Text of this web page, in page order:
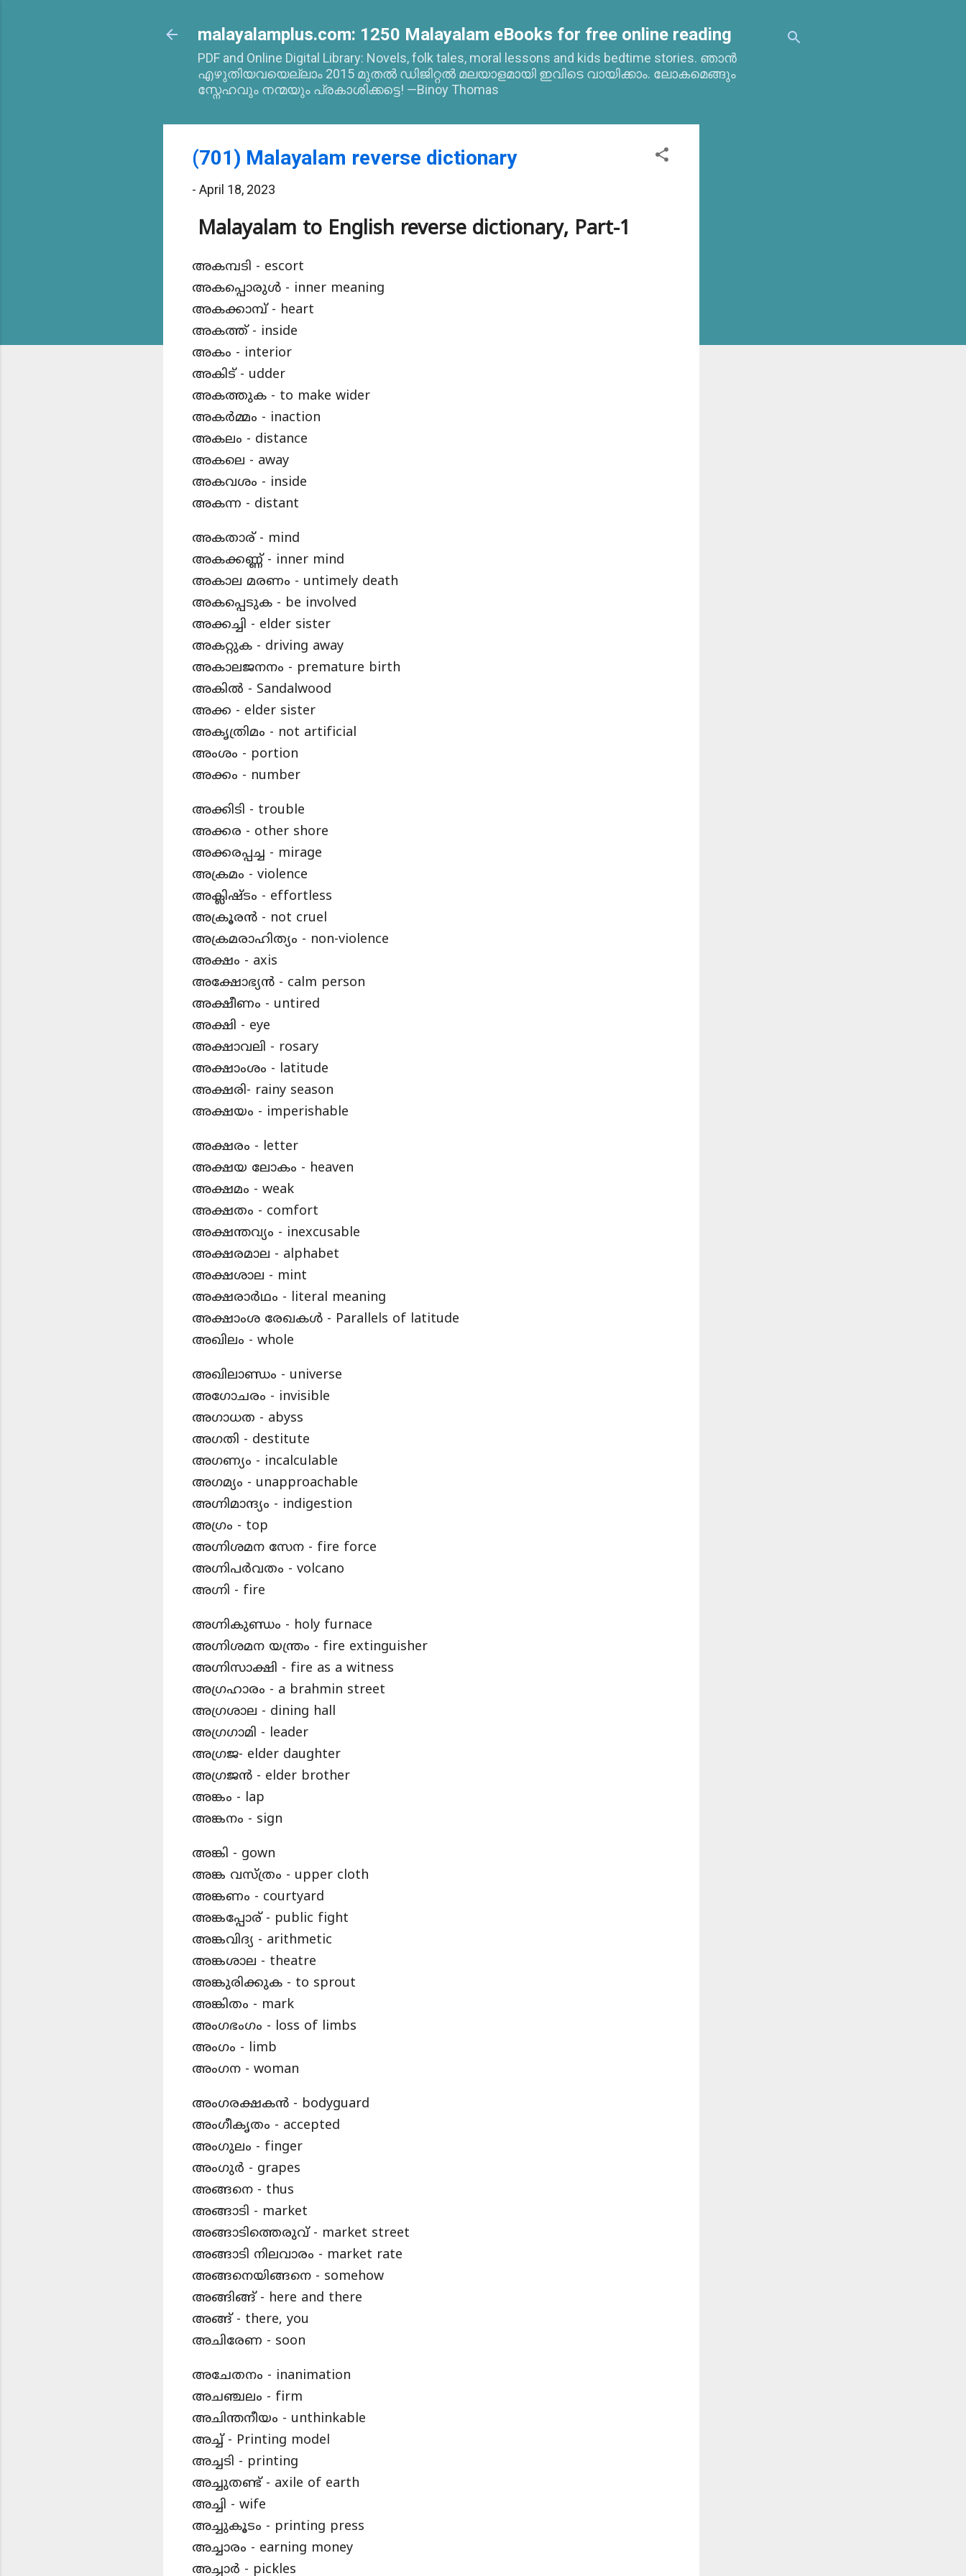
malayalamplus.com: 1250 Malayalam eBooks for free online reading
PDF and Online Digital Library: Novels, folk tales, moral lessons and kids bedtime stories. ഞാൻ
എഴുതിയവയെല്ലാം 2015 മുതൽ ഡിജിറ്റൽ മലയാളമായി ഇവിടെ വായിക്കാം. ലോകമെങ്ങും
സ്നേഹവും നന്മയും പ്രകാശിക്കട്ടെ! —Binoy Thomas
(701) Malayalam reverse dictionary
- April 18, 2023
Malayalam to English reverse dictionary, Part-1
അകമ്പടി - escort
അകപ്പൊരുൾ - inner meaning
അകക്കാമ്പ് - heart
അകത്ത് - inside
അകം - interior
അകിട് - udder
അകത്തുക - to make wider
അകർമ്മം - inaction
അകലം - distance
അകലെ - away
അകവശം - inside
അകന്ന - distant
അകതാര് - mind
അകക്കണ്ണ് - inner mind
അകാല മരണം - untimely death
അകപ്പെടുക - be involved
അക്കച്ചി - elder sister
അകറ്റുക - driving away
അകാലജനനം - premature birth
അകിൽ - Sandalwood
അക്ക - elder sister
അകൃത്രിമം - not artificial
അംശം - portion
അക്കം - number
അക്കിടി - trouble
അക്കര - other shore
അക്കരപ്പച്ച - mirage
അക്രമം - violence
അക്ലിഷ്ടം - effortless
അക്രൂരൻ - not cruel
അക്രമരാഹിത്യം - non-violence
അക്ഷം - axis
അക്ഷോഭ്യൻ - calm person
അക്ഷീണം - untired
അക്ഷി - eye
അക്ഷാവലി - rosary
അക്ഷാംശം - latitude
അക്ഷരി- rainy season
അക്ഷയം - imperishable
അക്ഷരം - letter
അക്ഷയ ലോകം - heaven
അക്ഷമം - weak
അക്ഷതം - comfort
അക്ഷന്തവ്യം - inexcusable
അക്ഷരമാല - alphabet
അക്ഷശാല - mint
അക്ഷരാർഥം - literal meaning
അക്ഷാംശ രേഖകൾ - Parallels of latitude
അഖിലം - whole
അഖിലാണ്ഡം - universe
അഗോചരം - invisible
അഗാധത - abyss
അഗതി - destitute
അഗണ്യം - incalculable
അഗമ്യം - unapproachable
അഗ്നിമാന്ദ്യം - indigestion
അഗ്രം - top
അഗ്നിശമന സേന - fire force
അഗ്നിപർവതം - volcano
അഗ്നി - fire
അഗ്നികുണ്ഡം - holy furnace
അഗ്നിശമന യന്ത്രം - fire extinguisher
അഗ്നിസാക്ഷി - fire as a witness
അഗ്രഹാരം - a brahmin street
അഗ്രശാല - dining hall
അഗ്രഗാമി - leader
അഗ്രജ- elder daughter
അഗ്രജൻ - elder brother
അങ്കം - lap
അങ്കനം - sign
അങ്കി - gown
അങ്ക വസ്ത്രം - upper cloth
അങ്കണം - courtyard
അങ്കപ്പോര് - public fight
അങ്കവിദ്യ - arithmetic
അങ്കശാല - theatre
അങ്കുരിക്കുക - to sprout
അങ്കിതം - mark
അംഗഭംഗം - loss of limbs
അംഗം - limb
അംഗന - woman
അംഗരക്ഷകൻ - bodyguard
അംഗീകൃതം - accepted
അംഗുലം - finger
അംഗുർ - grapes
അങ്ങനെ - thus
അങ്ങാടി - market
അങ്ങാടിത്തെരുവ് - market street
അങ്ങാടി നിലവാരം - market rate
അങ്ങനെയിങ്ങനെ - somehow
അങ്ങിങ്ങ് - here and there
അങ്ങ് - there, you
അചിരേണ - soon
അചേതനം - inanimation
അചഞ്ചലം - firm
അചിന്തനീയം - unthinkable
അച്ച് - Printing model
അച്ചടി - printing
അച്ചുതണ്ട് - axile of earth
അച്ചി - wife
അച്ചുകൂടം - printing press
അച്ചാരം - earning money
അച്ചാർ - pickles